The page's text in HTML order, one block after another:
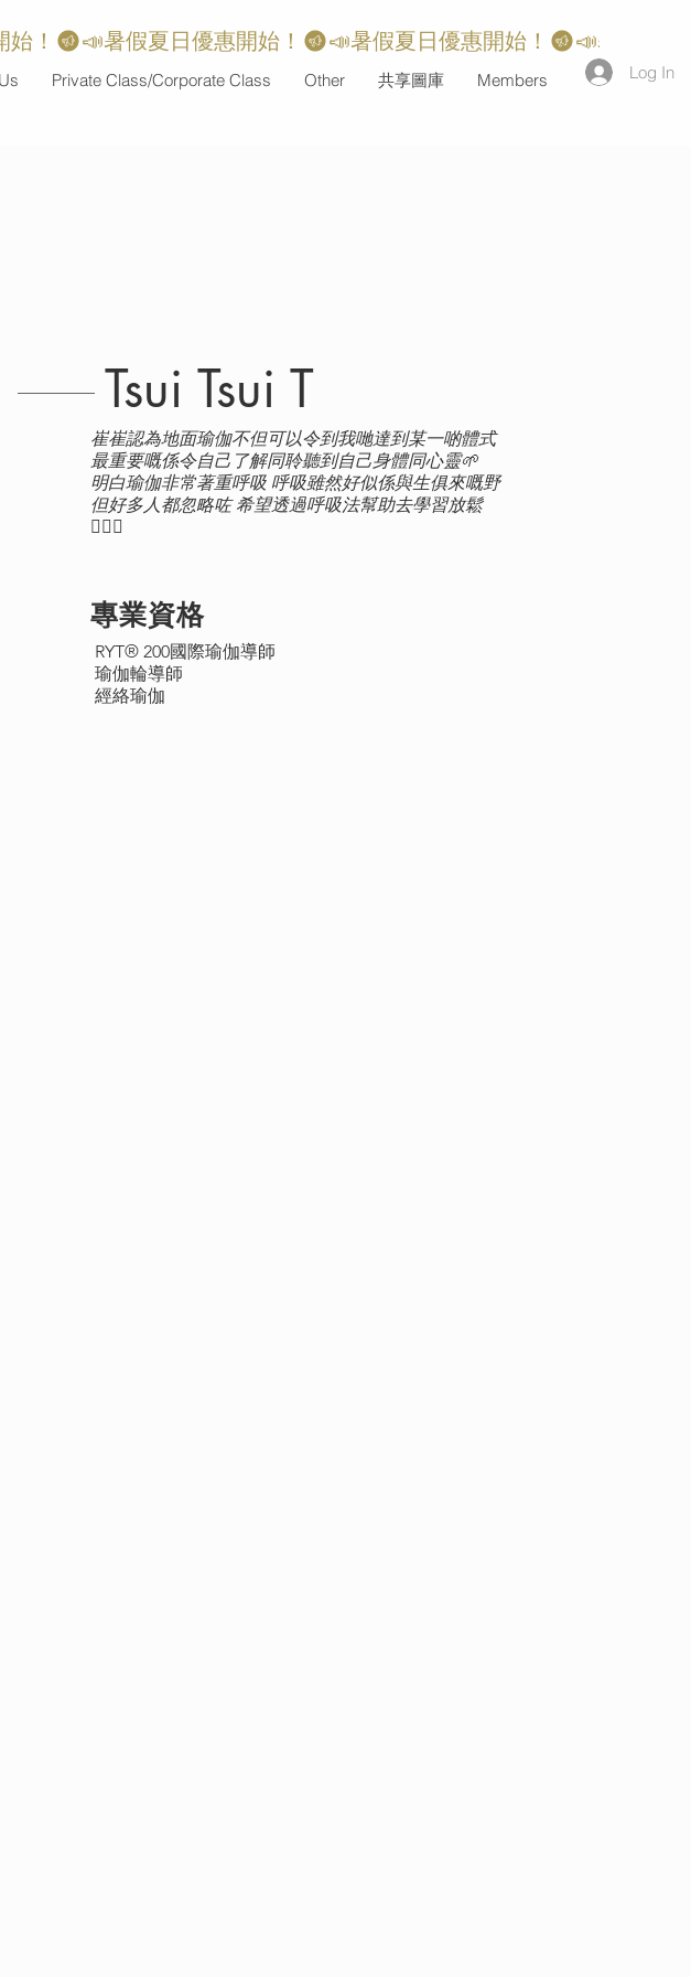
Log In
Tsui Tsui T
崔崔認為地面瑜伽不但可以令到我哋達到某一啲體式
最重要嘅係令自己了解同聆聽到自己身體同心靈🌱
明白瑜伽非常著重呼吸 呼吸雖然好似係與生俱來嘅野
但好多人都忽略咗 希望透過呼吸法幫助去學習放鬆
🧘🏻‍♀️
專業資格
RYT® 200國際瑜伽導師
瑜伽輪導師
經絡瑜伽
Private Class/Corporate Class Other 共享圖庫 Members